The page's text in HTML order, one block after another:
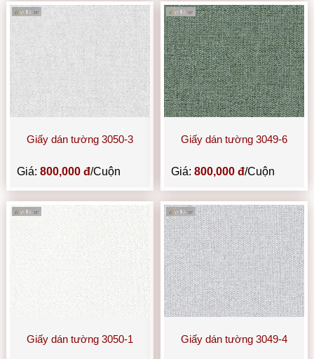
Giấy dán tường 3050-3
Giá:800,000 đ/Cuộn
Giấy dán tường 3049-6
Giá: 800,000 đ/Cuộn
Giấy dán tường 3050-1 Giấy dán tường 3049-4